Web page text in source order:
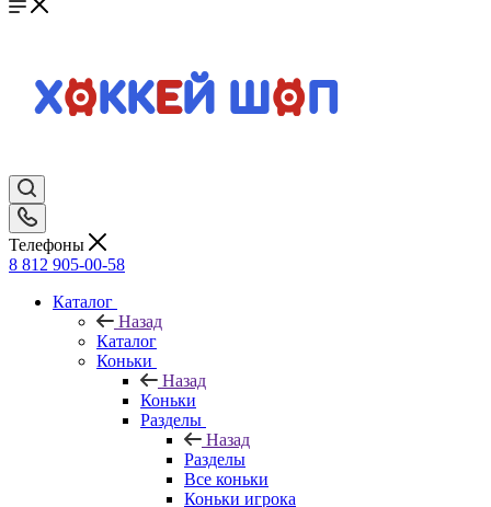
Телефоны
8 812 905-00-58
Каталог
Назад
Каталог
Коньки
Назад
Коньки
Разделы
Назад
Разделы
Все коньки
Коньки игрока